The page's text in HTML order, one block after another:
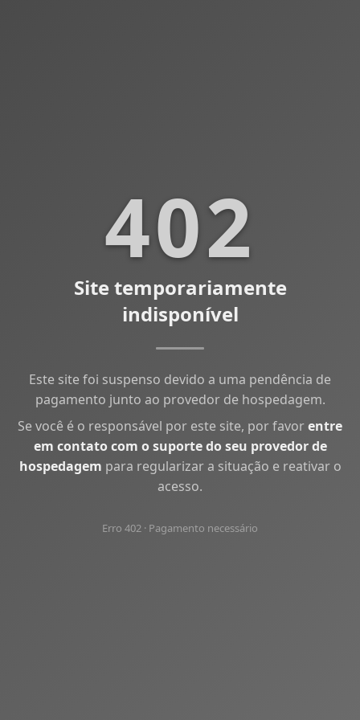
402
Site temporariamente
indisponível
Este site foi suspenso devido a uma pendência de
pagamento junto ao provedor de hospedagem.
Se você é o responsável por este site, por favorentre
em contato com o suporte do seu provedor de
hospedagem para regularizar a situação e reativar o
acesso.
Erro 402 · Pagamento necessário